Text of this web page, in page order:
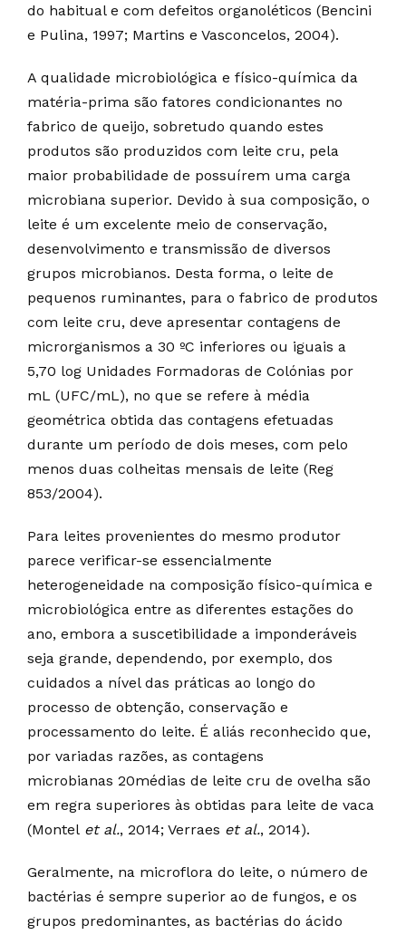
do habitual e com defeitos organoléticos (Bencini
e Pulina, 1997; Martins e Vasconcelos, 2004).
A qualidade microbiológica e físico-química da
matéria-prima são fatores condicionantes no
fabrico de queijo, sobretudo quando estes
produtos são produzidos com leite cru, pela
maior probabilidade de possuírem uma carga
microbiana superior. Devido à sua composição, o
leite é um excelente meio de conservação,
desenvolvimento e transmissão de diversos
grupos microbianos. Desta forma, o leite de
pequenos ruminantes, para o fabrico de produtos
com leite cru, deve apresentar contagens de
microrganismos a 30 ºC inferiores ou iguais a
5,70 log Unidades Formadoras de Colónias por
mL (UFC/mL), no que se refere à média
geométrica obtida das contagens efetuadas
durante um período de dois meses, com pelo
menos duas colheitas mensais de leite (Reg
853/2004).
Para leites provenientes do mesmo produtor
parece verificar-se essencialmente
heterogeneidade na composição físico-química e
microbiológica entre as diferentes estações do
ano, embora a suscetibilidade a imponderáveis
seja grande, dependendo, por exemplo, dos
cuidados a nível das práticas ao longo do
processo de obtenção, conservação e
processamento do leite. É aliás reconhecido que,
por variadas razões, as contagens
microbianas 20médias de leite cru de ovelha são
em regra superiores às obtidas para leite de vaca
(Montel et al., 2014; Verraes et al., 2014).
Geralmente, na microflora do leite, o número de
bactérias é sempre superior ao de fungos, e os
grupos predominantes, as bactérias do ácido